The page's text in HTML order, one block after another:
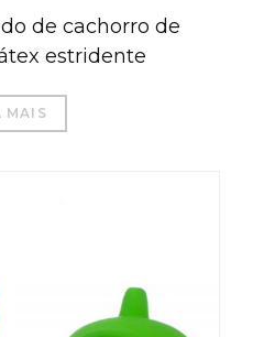
de cachorro de
estridente
MAIS